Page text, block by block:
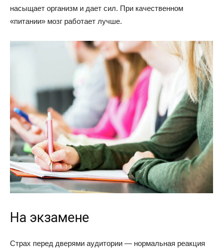
насыщает организм и дает сил. При качественном
«питании» мозг работает лучше.
На экзамене
Страх перед дверями аудитории — нормальная реакция